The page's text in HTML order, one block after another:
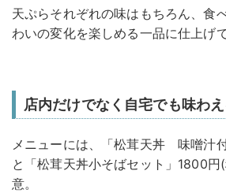
天ぷらそれぞれの味はもちろん、食
わいの変化を楽しめる一品に仕上げて
店内だけでなく自宅でも味わえ
メニューには、「松茸天丼 味噌汁
と「松茸天丼小そばセット」1800
意。